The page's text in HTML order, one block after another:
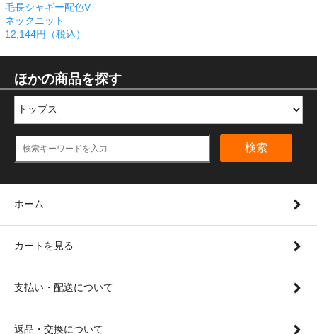
毛長シャギー配色V
ネックニット
12,144円（税込）
ほかの商品を探す
検索
ホーム
カートを見る
支払い・配送について
返品・交換について